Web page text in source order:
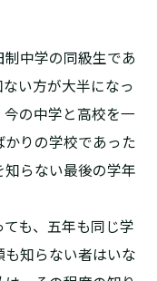
中学の同級生であ
い方が大半になっ
の中学と高校を一
りの学校であった
知らない最後の学年
も、五年も同じ学
知らない者はいな